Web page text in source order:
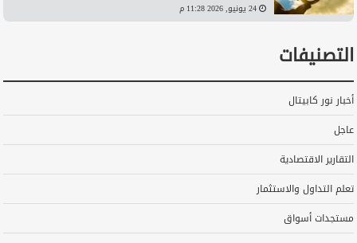
24 يونيو, 2026 11:28 م
التصنيفات
أخبار نور كابيتال
عاجل
التقارير الاقتصادية
تعلم التداول والاستثمار
مستجدات أسواق